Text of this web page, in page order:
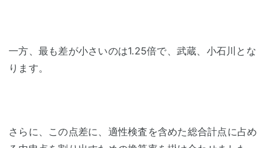
一方、最も差が小さいのは1.25倍で、武蔵、小石川とな
ります。
さらに、この点差に、適性検査を含めた総合計点に占め